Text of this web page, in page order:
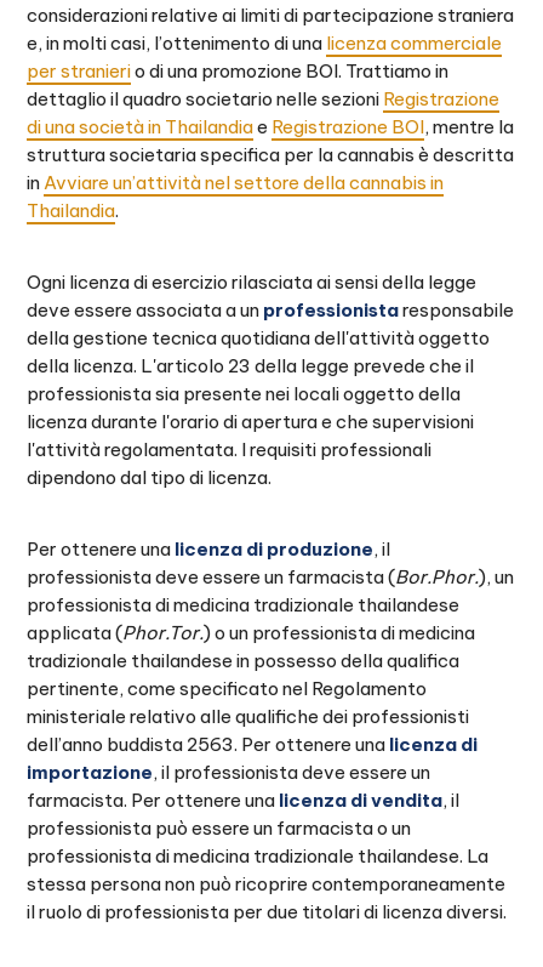
considerazioni relative ai limiti di partecipazione straniera
e, in molti casi, l’ottenimento di una licenza commerciale
per stranierio di una promozione BOI. Trattiamo in
dettaglio il quadro societario nelle sezioni Registrazione
di una società in Thailandiae Registrazione BOI, mentre la
struttura societaria specifica per la cannabis è descritta
inAvviare un’attività nel settore della cannabis in
Thailandia.
Ogni licenza di esercizio rilasciata ai sensi della legge
deve essere associata a un professionistaresponsabile
della gestione tecnica quotidiana dell'attività oggetto
della licenza. L'articolo 23 della legge prevede che il
professionista sia presente nei locali oggetto della
licenza durante l'orario di apertura e che supervisioni
l'attività regolamentata. I requisiti professionali
dipendono dal tipo di licenza.
Per ottenere una licenza di produzione, il
professionista deve essere un farmacista (Bor.Phor.), un
professionista di medicina tradizionale thailandese
applicata (Phor.Tor.) o un professionista di medicina
tradizionale thailandese in possesso della qualifica
pertinente, come specificato nel Regolamento
ministeriale relativo alle qualifiche dei professionisti
dell’anno buddista 2563. Per ottenere una licenza di
importazione, il professionista deve essere un
farmacista. Per ottenere una licenza di vendita, il
professionista può essere un farmacista o un
professionista di medicina tradizionale thailandese. La
stessa persona non può ricoprire contemporaneamente
il ruolo di professionista per due titolari di licenza diversi.